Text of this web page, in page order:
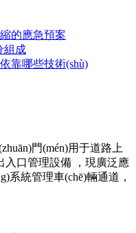
的應急預案
組成
靠哪些技術(shù)
(zhuān)門(mén)用于道路上
口管理設備 ，現廣泛應
系統管理車(chē)輛通道，